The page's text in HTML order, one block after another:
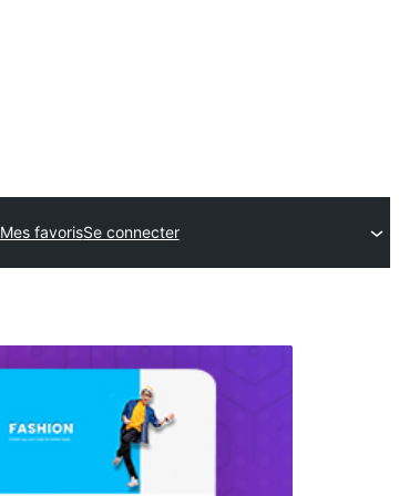
Mes favorisSe connecter